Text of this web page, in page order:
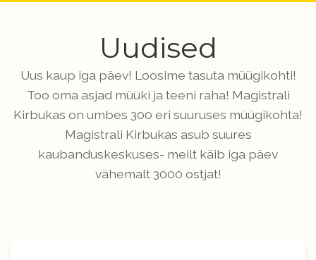
Uudised
Uus kaup iga päev! Loosime tasuta müügikohti!
Too oma asjad müüki ja teeni raha! Magistrali
Kirbukas on umbes 300 eri suuruses müügikohta!
Magistrali Kirbukas asub suures
kaubanduskeskuses- meilt käib iga päev
vähemalt 3000 ostjat!